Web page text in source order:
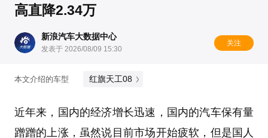
高直降2.34万
新浪汽车大数据中心
发表于 2026/08/09 15:30
关注
本文介绍的车型 红旗天工08
近年来，国内的经济增长迅速，国内的汽车保有量
蹭蹭的上涨，虽然说目前市场开始疲软，但是国人